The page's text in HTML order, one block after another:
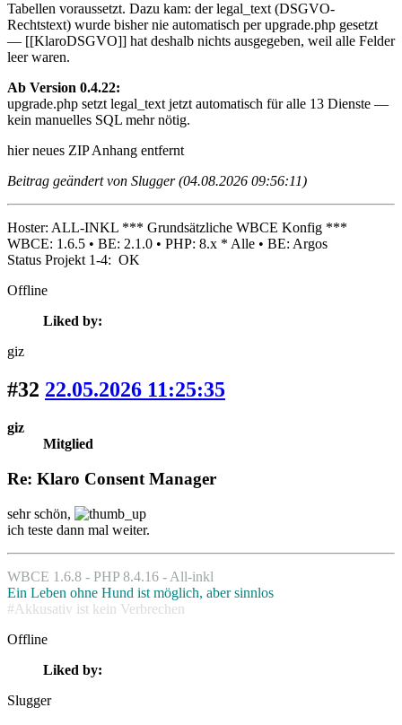
Tabellen voraussetzt. Dazu kam: der legal_text (DSGVO-
Rechtstext) wurde bisher nie automatisch per upgrade.php gesetzt
— [[KlaroDSGVO]] hat deshalb nichts ausgegeben, weil alle Felder
leer waren.
Ab Version 0.4.22:
upgrade.php setzt legal_text jetzt automatisch für alle 13 Dienste —
kein manuelles SQL mehr nötig.
hier neues ZIPAnhang entfernt
Beitrag geändert von Slugger (04.08.2026 09:56:11)
Hoster: ALL-INKL *** Grundsätzliche WBCE Konfig ***
WBCE: 1.6.5 • BE: 2.1.0 • PHP: 8.x * Alle • BE: Argos
Status Projekt 1-4: OK
Offline
Liked by:
giz
#32 22.05.2026 11:25:35
giz
Mitglied
Re: Klaro Consent Manager
sehr schön,
ich teste dann mal weiter.
WBCE 1.6.8 - PHP 8.4.16 - All-inkl
Ein Leben ohne Hund ist möglich, aber sinnlos
#Akkusativ ist kein Verbrechen
Offline
Liked by:
Slugger